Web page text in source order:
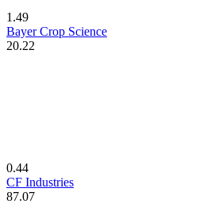
1.49
Bayer Crop Science
20.22
0.44
CF Industries
87.07